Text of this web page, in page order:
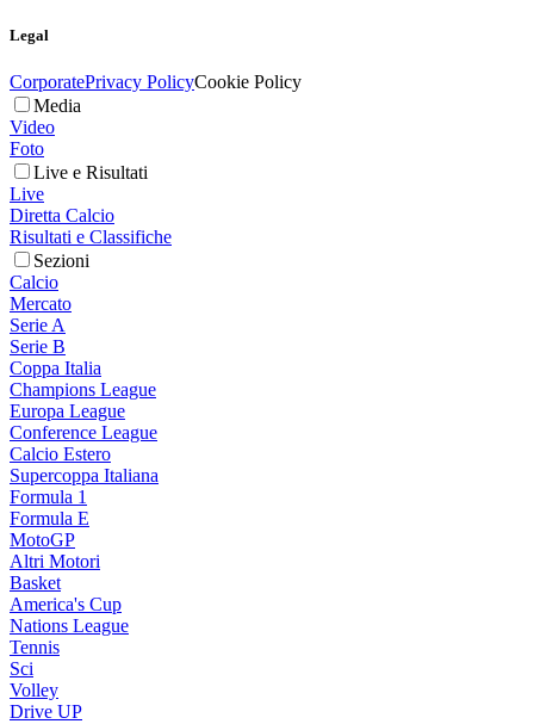
Legal
CorporatePrivacy PolicyCookie Policy
Media
Video
Foto
Live e Risultati
Live
Diretta Calcio
Risultati e Classifiche
Sezioni
Calcio
Mercato
Serie A
Serie B
Coppa Italia
Champions League
Europa League
Conference League
Calcio Estero
Supercoppa Italiana
Formula 1
Formula E
MotoGP
Altri Motori
Basket
America's Cup
Nations League
Tennis
Sci
Volley
Drive UP